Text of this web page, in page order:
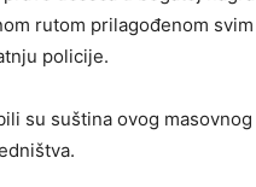
rutom prilagođenom svim
policije.
su suština ovog masovnog